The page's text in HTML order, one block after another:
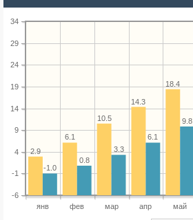
янв фев мар апр май
-6
-1
4
9
14
19
24
29
34
18.4
14.3
10.5
6.1
2.9
9.8
6.1
3.3
0.8
-1.0